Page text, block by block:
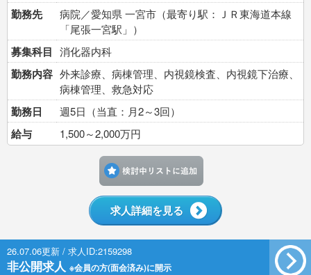
勤務先
病院／愛知県 一宮市（最寄り駅：ＪＲ東海道本線
「尾張一宮駅」）
募集科目 消化器内科
勤務内容 外来診療、病棟管理、内視鏡検査、内視鏡下治療、
病棟管理、救急対応
勤務日 週5日（当直：月2～3回）
給与 1,500～2,000万円
求人詳細を見る
26.07.06更新 / 求人ID:2159298
非公開求人 ※会員の方(面会済み)に開示